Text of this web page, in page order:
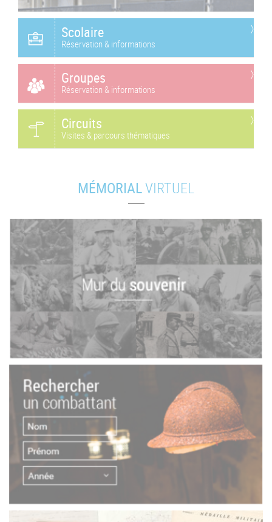
Scolaire
Réservation & informations
Groupes
Réservation & informations
Circuits
Visites & parcours thématiques
MÉMORIALVIRTUEL